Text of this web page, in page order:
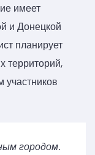
имеет
и Донецкой
планирует
территорий,
участников
городом.